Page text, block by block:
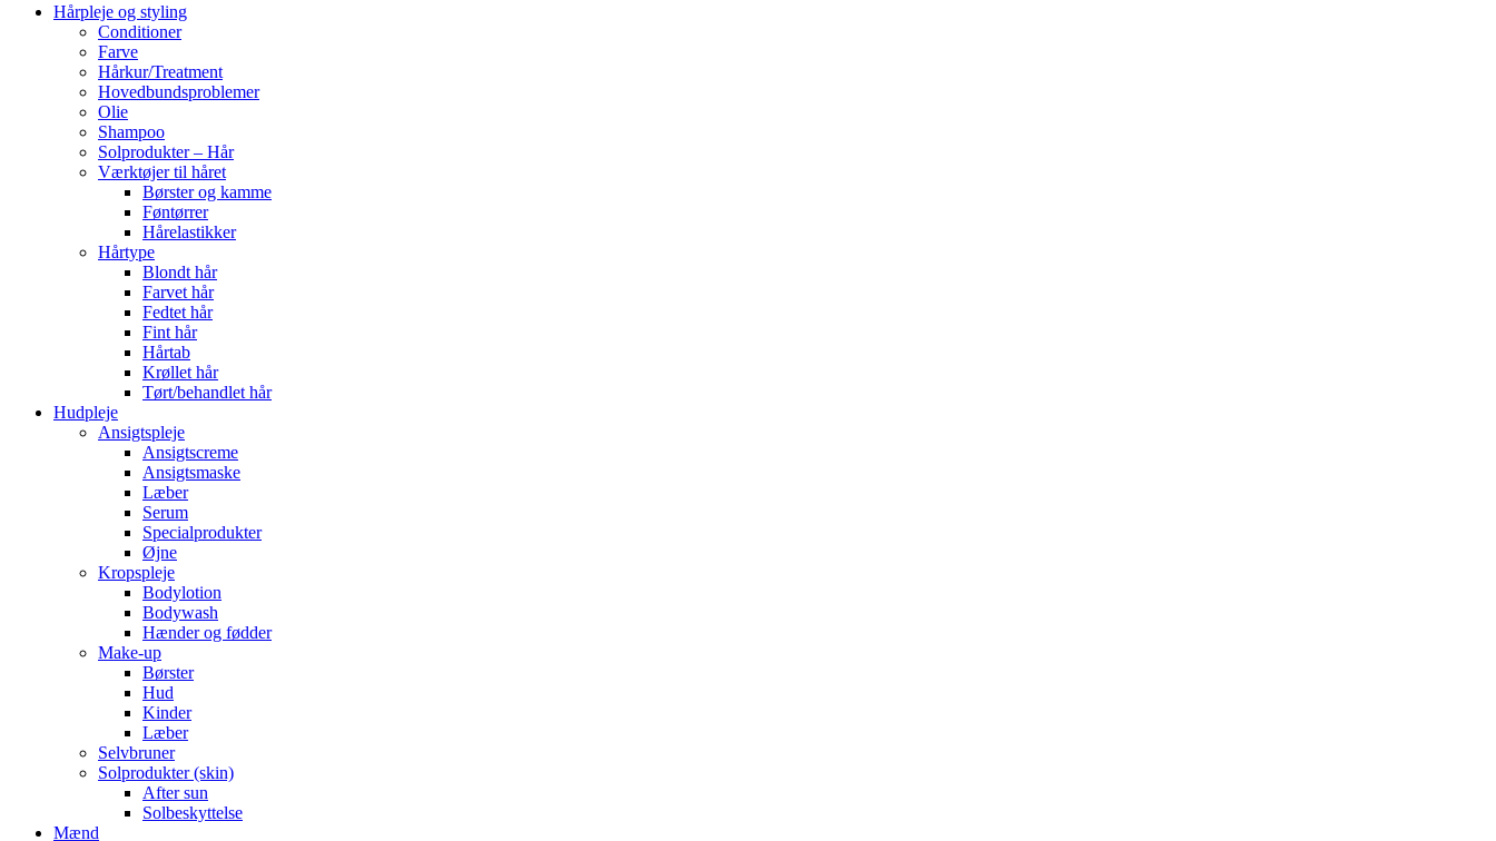
Hårpleje og styling
Conditioner
Farve
Hårkur/Treatment
Hovedbundsproblemer
Olie
Shampoo
Solprodukter – Hår
Værktøjer til håret
Børster og kamme
Føntørrer
Hårelastikker
Hårtype
Blondt hår
Farvet hår
Fedtet hår
Fint hår
Hårtab
Krøllet hår
Tørt/behandlet hår
Hudpleje
Ansigtspleje
Ansigtscreme
Ansigtsmaske
Læber
Serum
Specialprodukter
Øjne
Kropspleje
Bodylotion
Bodywash
Hænder og fødder
Make-up
Børster
Hud
Kinder
Læber
Selvbruner
Solprodukter (skin)
After sun
Solbeskyttelse
Mænd